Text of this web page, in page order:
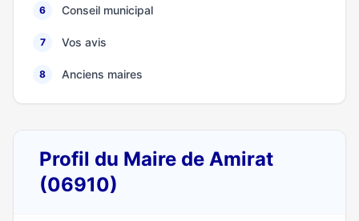
6 Conseil municipal
7 Vos avis
8 Anciens maires
Profil du Maire de Amirat
(06910)